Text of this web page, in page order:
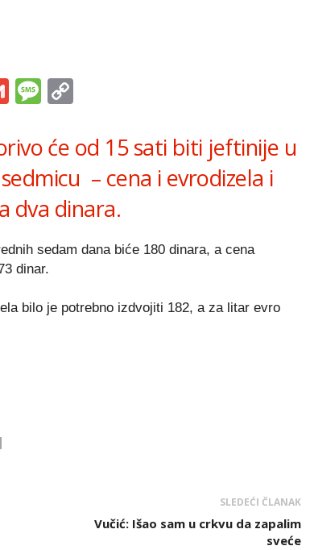
GmailMessage
će od 15 sati biti jeftinije u
– cena i evrodizela i
dva dinara.
sedam dana biće 180 dinara, a cena
dinar.
bilo je potrebno izdvojiti 182, a za litar evro
SLEDEĆI ČLANAK
Vučić: Išao sam u crkvu da zapalim
sveće